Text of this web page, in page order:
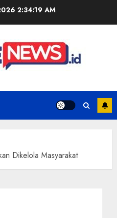
2:34:20 AM
Dikelola Masyarakat